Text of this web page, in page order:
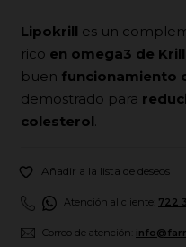
Lipokrill es un
rico en omega3 de
buen funcionamiento
demostrado para
colesterol.
 Añadir a la lista de deseos
Atención al cliente: 722
Correo de atención: